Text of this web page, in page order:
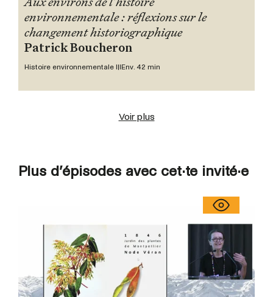
Aux environs de l’histoire
environnementale : réflexions sur le
changement historiographique
Patrick Boucheron
Histoire environnementale III Env. 42 min
Voir plus
Plus d’épisodes avec cet·te invité·e